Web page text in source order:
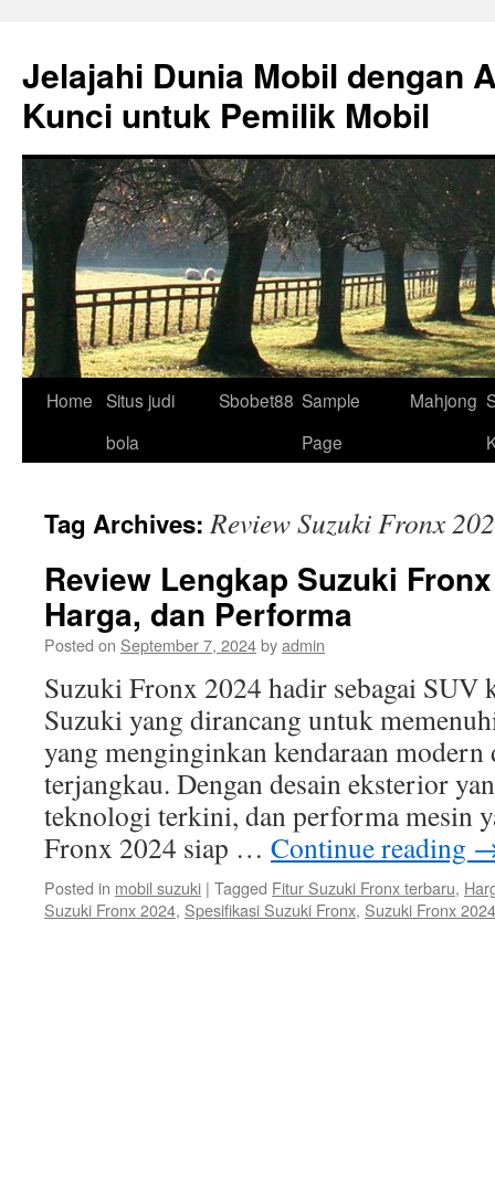
content
Jelajahi Dunia Mobil dengan
Kunci untuk Pemilik Mobil
Home Situs judi
bola
Sbobet88 Sample
Page
Mahjong
Tag Archives:Review Suzuki Fronx
Review Lengkap Suzuki
Harga, dan Performa
Posted on September 7, 2024byadmin
Suzuki Fronx 2024 hadir sebagai SUV
Suzuki yang dirancang untuk
yang menginginkan kendaraan modern
terjangkau. Dengan desain eksterior
teknologi terkini, dan performa mesin
Fronx 2024 siap … Continue reading
Posted in mobil suzuki | Tagged Fitur Suzuki Fronx terbaru,
Suzuki Fronx 2024, Spesifikasi Suzuki Fronx, Suzuki Fronx 2024